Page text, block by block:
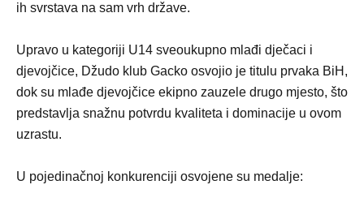
ih svrstava na sam vrh države.
Upravo u kategoriji U14 sveoukupno mlađi dječaci i
djevojčice, Džudo klub Gacko osvojio je titulu prvaka BiH,
dok su mlađe djevojčice ekipno zauzele drugo mjesto, što
predstavlja snažnu potvrdu kvaliteta i dominacije u ovom
uzrastu.
U pojedinačnoj konkurenciji osvojene su medalje: